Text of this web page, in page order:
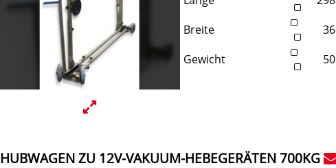
Breite
36
Gewicht
50
HUBWAGEN ZU 12V-VAKUUM-HEBEGERÄTEN 700KG